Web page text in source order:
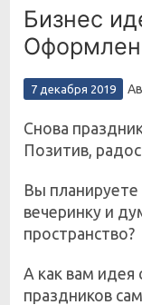
Бизнес
7 декабря 2019
Снова
Позитив,
Вы
вечеринку и
пространство?
А как вам идея
праздников